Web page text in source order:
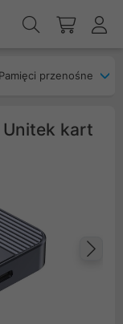
Pamięci przenośne
kart